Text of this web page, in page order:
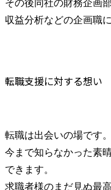
その後同社の財務企画
収益分析などの企画職に
転職支援に対する想い
転職は出会いの場です
今まで知らなかった素
できます。
求職者様のまだ見ぬ最